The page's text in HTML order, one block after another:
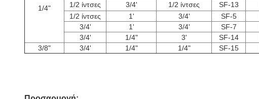
1/4"
1/2 ίντσες
3/4' 1/2 ίντσες SF-13
1/2 ίντσες
1' 3/4' SF-5
3/4'
1' 3/4' SF-7
3/4'
1/4" 3' SF-14
3/8"
3/4' 1/4" 1/4" SF-15